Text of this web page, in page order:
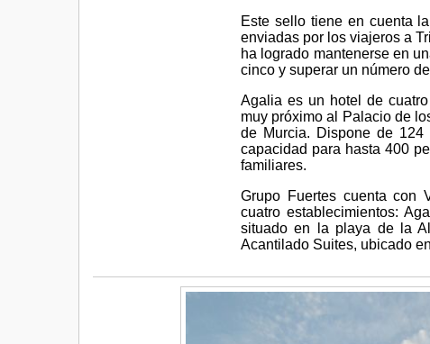
Este sello tiene en cuenta
enviadas por los viajeros a
ha logrado mantenerse en
cinco y superar un número
Agalia es un hotel de
muy próximo al Palacio de
de Murcia. Dispone de
capacidad para hasta 400
familiares.
Grupo Fuertes cuenta con
cuatro establecimientos:
situado en la playa de la
Acantilado Suites, ubicado